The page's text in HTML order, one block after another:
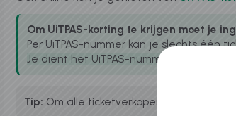
Om UiTPAS-korting te krijgen moet je
Per UiTPAS-nummer kan je slechts één
Je dient het UiTPAS-nummer (van
Tip: Om alle ticketverkopen te zien,